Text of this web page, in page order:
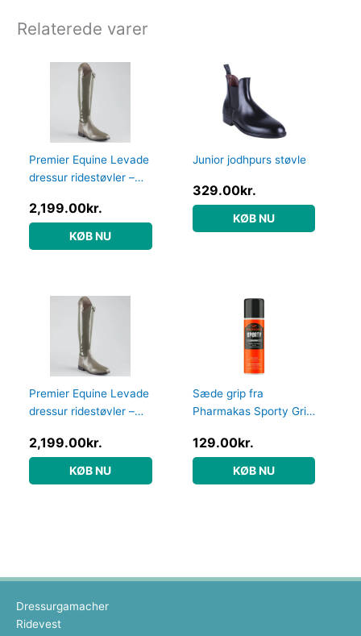
Relaterede varer
Premier Equine Levade
dressur ridestøvler –
2,199.00kr.
KØB NU
Junior jodhpurs støvle
329.00kr.
KØB NU
Premier Equine Levade
dressur ridestøvler –
2,199.00kr.
KØB NU
Sæde grip fra
Pharmakas Sporty Grip
spray
129.00kr.
KØB NU
Dressurgamacher
Ridevest